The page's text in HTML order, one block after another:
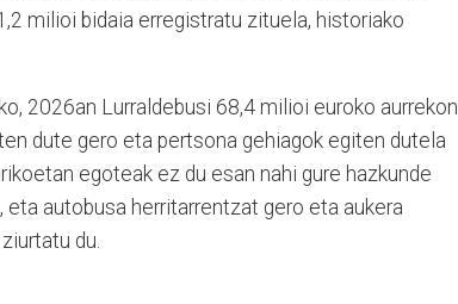
milioi bidaia erregistratu zituela, historiako
2026an Lurraldebusi 68,4 milioi euroko
dute gero eta pertsona gehiagok egiten dutela
egoteak ez du esan nahi gure hazkunde
autobusa herritarrentzat gero eta aukera
du.